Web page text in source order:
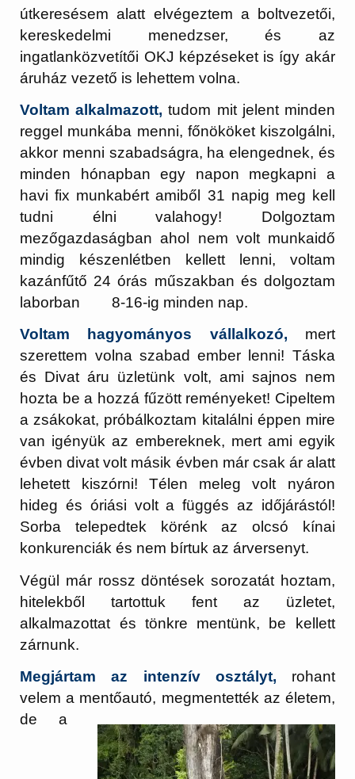
útkeresésem alatt elvégeztem a boltvezetői,
kereskedelmi menedzser, és az
ingatlanközvetítői OKJ képzéseket is így akár
áruház vezető is lehettem volna.
Voltam alkalmazott, tudom mit jelent minden
reggel munkába menni, főnököket kiszolgálni,
akkor menni szabadságra, ha elengednek, és
minden hónapban egy napon megkapni a
havi fix munkabért amiből 31 napig meg kell
tudni élni valahogy! Dolgoztam
mezőgazdaságban ahol nem volt munkaidő
mindig készenlétben kellett lenni, voltam
kazánfűtő 24 órás műszakban és dolgoztam
laborban 8-16-ig minden nap.
Voltam hagyományos vállalkozó, mert
szerettem volna szabad ember lenni! Táska
és Divat áru üzletünk volt, ami sajnos nem
hozta be a hozzá fűzött reményeket! Cipeltem
a zsákokat, próbálkoztam kitalálni éppen mire
van igényük az embereknek, mert ami egyik
évben divat volt másik évben már csak ár alatt
lehetett kiszórni! Télen meleg volt nyáron
hideg és óriási volt a függés az időjárástól!
Sorba telepedtek körénk az olcsó kínai
konkurenciák és nem bírtuk az árversenyt.
Végül már rossz döntések sorozatát hoztam,
hitelekből tartottuk fent az üzletet,
alkalmazottat és tönkre mentünk, be kellett
zárnunk.
Megjártam az intenzív osztályt, rohant
velem a mentőautó, megmentették az életem,
de a